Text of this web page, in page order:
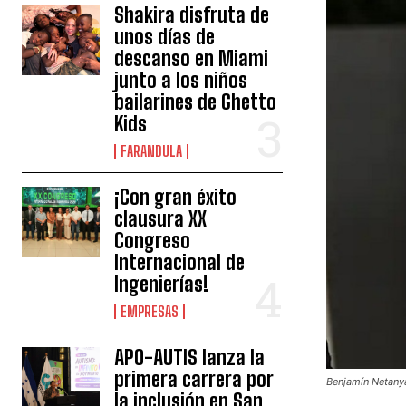
Shakira disfruta de
unos días de
descanso en Miami
junto a los niños
bailarines de Ghetto
Kids
FARANDULA
¡Con gran éxito
clausura XX
Congreso
Internacional de
Ingenierías!
EMPRESAS
APO-AUTIS lanza la
primera carrera por
Benjamín